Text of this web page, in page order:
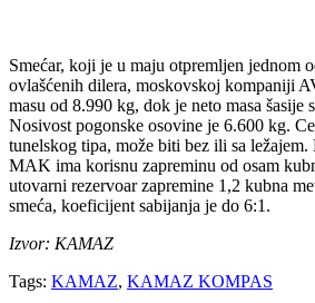
Smećar, koji je u maju otpremljen
ovlašćenih dilera, moskovskoj kompaniji
masu od 8.990 kg, dok je neto masa šasije
Nosivost pogonske osovine je 6.600 kg.
tunelskog tipa, može biti bez ili sa
MAK ima korisnu zapreminu od osam
utovarni rezervoar zapremine 1,2 kubna
smeća, koeficijent sabijanja je do 6:1.
Izvor: KAMAZ
Tags: KAMAZ, KAMAZ KOMPAS